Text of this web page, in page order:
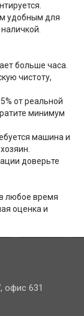
удобным для
больше часа.
чистоту,
от реальной
минимум
машина и
доверьте
любое время
оценка и
офис 631